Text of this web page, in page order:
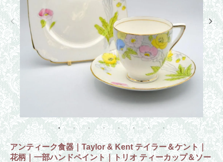
アンティーク食器｜Taylor & Kent テイラー＆ケント｜
花柄｜一部ハンドペイント｜トリオ ティーカップ＆ソー